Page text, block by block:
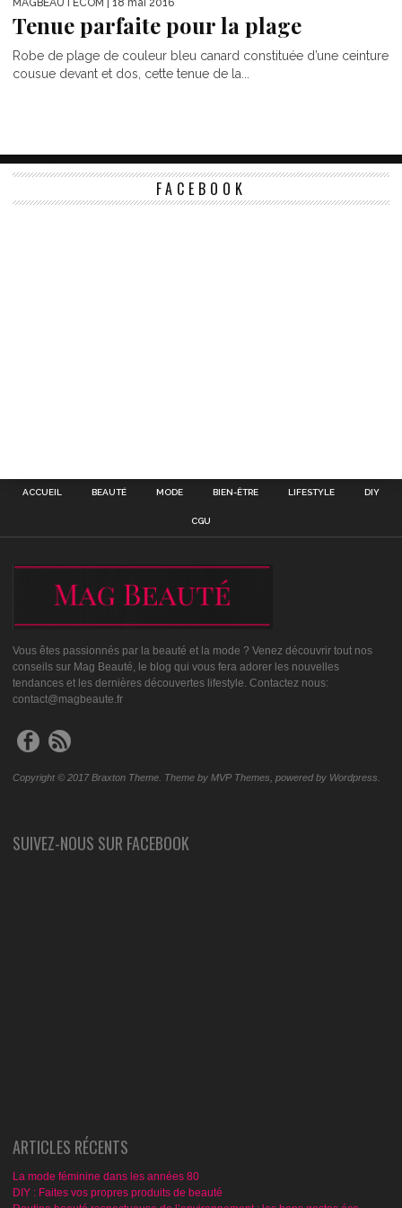
MAGBEAUTECOM | 18 mai 2016
Tenue parfaite pour la plage
Robe de plage de couleur bleu canard constituée d’une ceinture
cousue devant et dos, cette tenue de la...
FACEBOOK
ACCUEIL BEAUTÉ MODE BIEN-ÊTRE LIFESTYLE DIY
CGU
Vous êtes passionnés par la beauté et la mode ? Venez découvrir tout nos
conseils sur Mag Beauté, le blog qui vous fera adorer les nouvelles
tendances et les dernières découvertes lifestyle. Contactez nous:
contact@magbeaute.fr
Copyright © 2017 Braxton Theme. Theme by MVP Themes, powered by Wordpress.
SUIVEZ-NOUS SUR FACEBOOK
ARTICLES RÉCENTS
La mode féminine dans les années 80
DIY : Faites vos propres produits de beauté